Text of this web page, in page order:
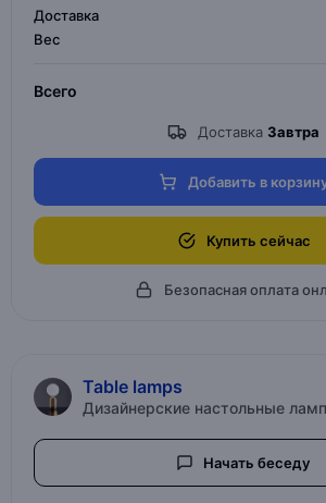
Доставка
Вес
Всего
Доставка Завтра
Добавить в
Купить сейчас
Безопасная оплата
Table lamps
Дизайнерские настольные
Начать беседу